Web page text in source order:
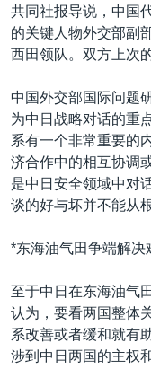
关注西藏
关注新疆
GEN Z 看美国
共同社报导说，中国
的关键人物外交部副
西田领队。双方上次
中国外交部国际问题
为中日战略对话的重
系有一个非常重要的
济合作中的相互协调
是中日安全领域中对
谈的好与坏并不能从
*东海油气田争端解决
至于中日在东海油气
认为，要看两国整体
系改善或者缓和就有
涉到中日两国的主权